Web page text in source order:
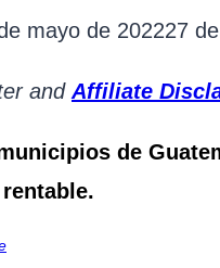
mayo de 202227
and Affiliate
de